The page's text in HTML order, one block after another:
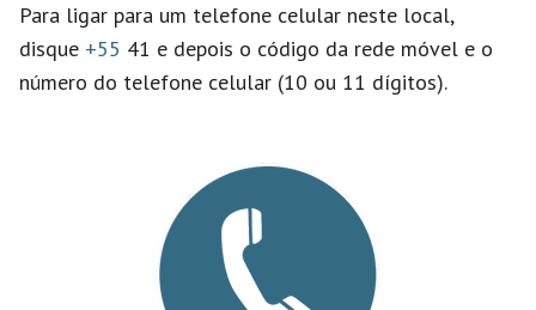
Para ligar para um telefone celular neste local,
disque +55 41 e depois o código da rede móvel e o
número do telefone celular (10 ou 11 dígitos).